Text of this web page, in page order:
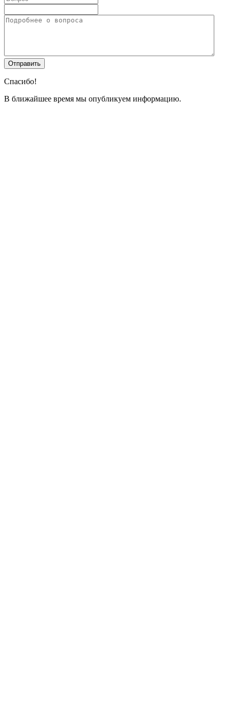
Спасибо!
В ближайшее время мы опубликуем информацию.